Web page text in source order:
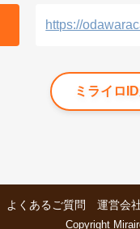
https://
ミライロ
よくあるご質問 運営会
Copyright